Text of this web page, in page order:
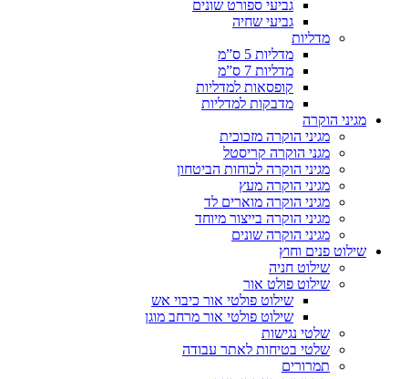
גביעי ספורט שונים
גביעי שחיה
מדליות
מדליות 5 ס”מ
מדליות 7 ס”מ
קופסאות למדליות
מדבקות למדליות
מגיני הוקרה
מגיני הוקרה מזכוכית
מגני הוקרה קריסטל
מגיני הוקרה לכוחות הביטחון
מגיני הוקרה מעץ
מגיני הוקרה מוארים לד
מגיני הוקרה בייצור מיוחד
מגיני הוקרה שונים
שילוט פנים וחוץ
שילוט חניה
שילוט פולט אור
שילוט פולטי אור כיבוי אש
שילוט פולטי אור מרחב מוגן
שלטי נגישות
שלטי בטיחות לאתר עבודה
תמרורים